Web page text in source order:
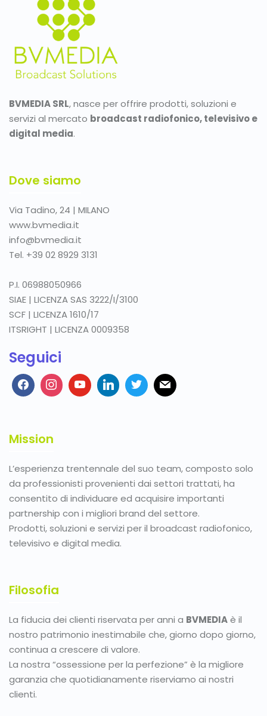
BVMEDIA SRL, nasce per offrire prodotti, soluzioni e
servizi al mercato broadcast radiofonico, televisivo e
digital media.
Dove siamo
Via Tadino, 24 | MILANO
www.bvmedia.it
info@bvmedia.it
Tel. +39 02 8929 3131
P.I. 06988050966
SIAE | LICENZA SAS 3222/I/3100
SCF | LICENZA 1610/17
ITSRIGHT | LICENZA 0009358
Seguici
Mission
L’esperienza trentennale del suo team, composto solo
da professionisti provenienti dai settori trattati, ha
consentito di individuare ed acquisire importanti
partnership con i migliori brand del settore.
Prodotti, soluzioni e servizi per il broadcast radiofonico,
televisivo e digital media.
Filosofia
La fiducia dei clienti riservata per anni a BVMEDIAè il
nostro patrimonio inestimabile che, giorno dopo giorno,
continua a crescere di valore.
La nostra “ossessione per la perfezione” è la migliore
garanzia che quotidianamente riserviamo ai nostri
clienti.